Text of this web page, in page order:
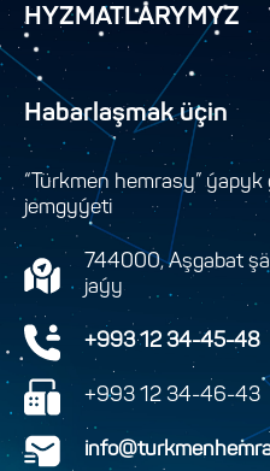
HYZMATLARYMYZ
Habarlaşmak üçin
“Türkmen hemrasy”
jemgyýeti
744000, Aşgabat
jaýy
+993 12 34-45-48
+993 12 34-46-43